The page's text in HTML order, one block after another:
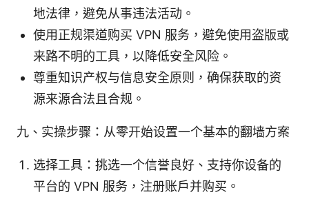
地法律，避免从事违法活动。
使用正规渠道购买 VPN 服务，避免使用盗版或
来路不明的工具，以降低安全风险。
尊重知识产权与信息安全原则，确保获取的资
源来源合法且合规。
九、实操步骤：从零开始设置一个基本的翻墙方案
选择工具：挑选一个信誉良好、支持你设备的
平台的 VPN 服务，注册账户并购买。